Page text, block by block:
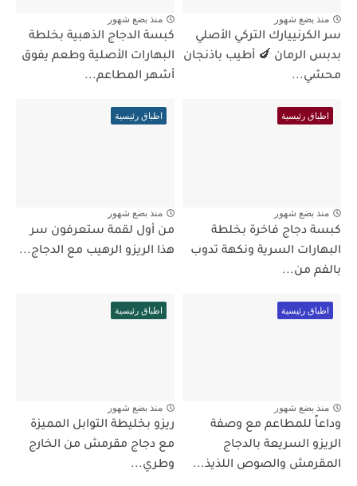
منذ بضع شهور
سر الكرنييارك التركي الأصلي
بدبس الرمان 🍆 أطيب باذنجان
محشي...
منذ بضع شهور
كبسة الدجاج الذهبية بخلطة
البهارات الأصلية وطعم يفوق
أشهر المطاعم...
اطباق رئيسية
منذ بضع شهور
كبسة دجاج فاخرة بخلطة
البهارات السرية ونكهة تدوب
بالفم من...
اطباق رئيسية
منذ بضع شهور
من أول لقمة ستعرفون سر
هذا الريزو الرهيب مع الدجاج...
اطباق رئيسية
منذ بضع شهور
وداعاً للمطاعم مع وصفة
الريزو السريعة بالدجاج
المقرمش والصوص اللذيذ...
اطباق رئيسية
منذ بضع شهور
ريزو بخليطة التوابل المميزة
مع دجاج مقرمش من الخارج
وطري...